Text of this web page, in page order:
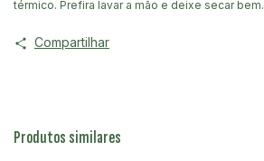
térmico. Prefira lavar a mão e deixe secar bem.
Compartilhar
Produtos similares